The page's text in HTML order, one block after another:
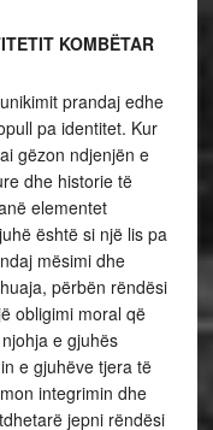
KOMBËTAR
prandaj edhe
pa identitet. Kur
gëzon ndjenjën e
dhe historie të
elementet
është si një lis pa
mësimi dhe
përbën rëndësi
obligimi moral që
e gjuhës
e gjuhëve tjera të
integrimin dhe
jepni rëndësi